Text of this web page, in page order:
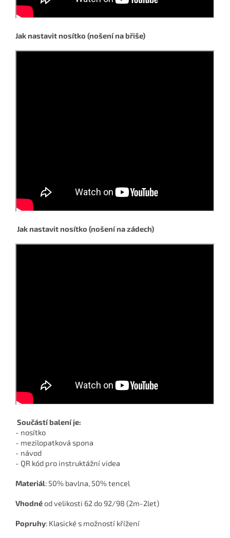
Jak nastavit nosítko (nošení na břiše)
Jak nastavit nosítko (nošení na zádech)
Součástí balení je:
- nosítko
- mezilopatková spona
- návod
- QR kód pro instruktážní videa
Materiál: 50% bavlna, 50% tencel
Vhodnéod velikosti 62 do 92/98 (2m-2let)
Popruhy: Klasické s možností křížení